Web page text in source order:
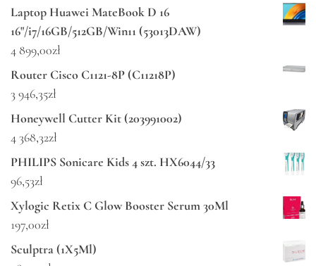
Laptop Huawei MateBook D 16
16"/i7/16GB/512GB/Win11 (53013DAW)
4 899,00zł
Router Cisco C1121-8P (C11218P)
3 946,35zł
Honeywell Cutter Kit (203991002)
4 368,32zł
PHILIPS Sonicare Kids 4 szt. HX6044/33
96,53zł
Xylogic Retix C Glow Booster Serum 30Ml
197,00zł
Sculptra (1X5Ml)